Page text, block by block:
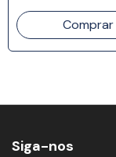
Comprar
Siga-nos